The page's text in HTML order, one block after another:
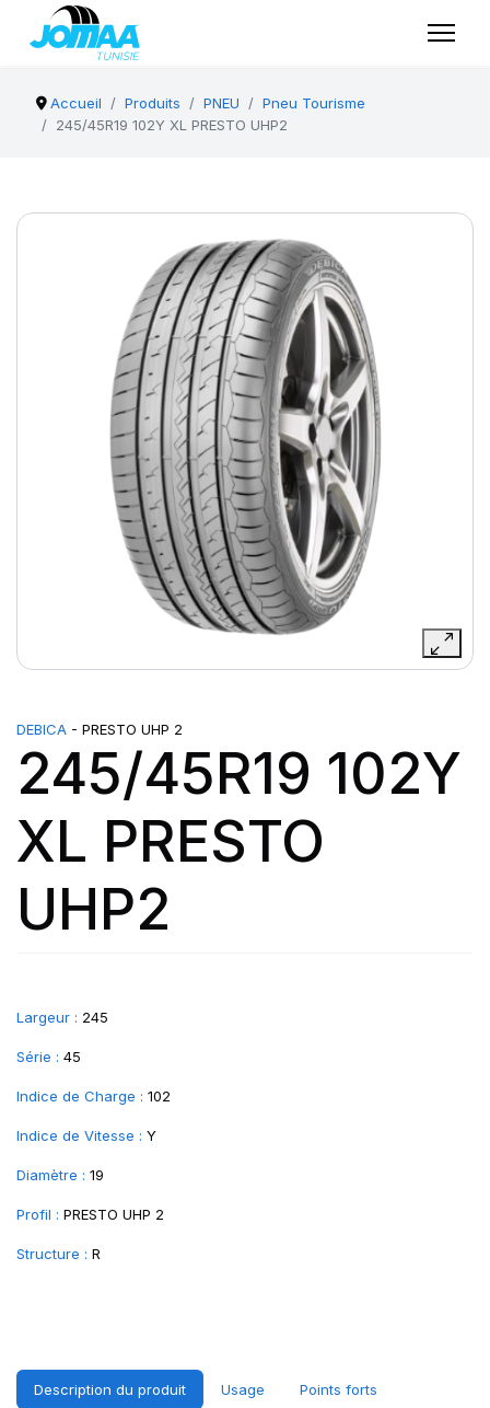
Accueil Produits PNEU
Pneu Tourisme
245/45R19 102Y XL PRESTO UHP2
DEBICA - PRESTO UHP 2
245/45R19 102Y
XL PRESTO
UHP2
Largeur : 245
Série : 45
Indice de Charge : 102
Indice de Vitesse : Y
Diamètre : 19
Profil : PRESTO UHP 2
Structure : R
Description du produit Usage Points forts